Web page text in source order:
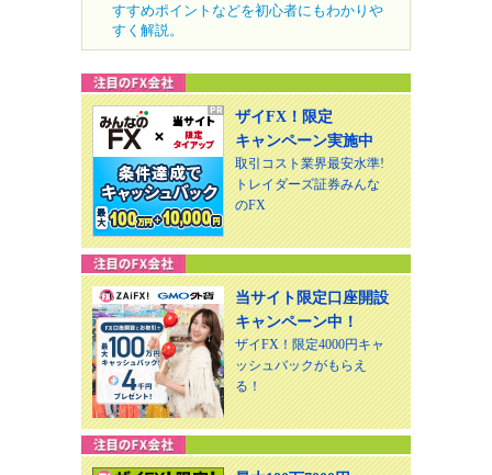
すすめポイントなどを初心者にもわかりや
すく解説。
ザイFX！限定
キャンペーン実施中
取引コスト業界最安水準!
トレイダーズ証券みんな
のFX
当サイト限定口座開設
キャンペーン中！
ザイFX！限定4000円キャ
ッシュバックがもらえ
る！